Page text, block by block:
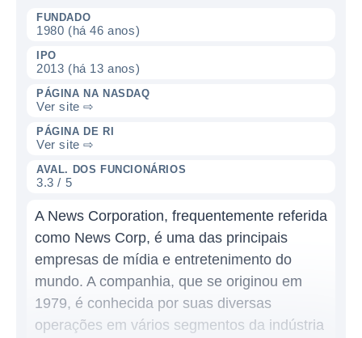
FUNDADO
1980 (há 46 anos)
IPO
2013 (há 13 anos)
PÁGINA NA NASDAQ
Ver site ⇨
PÁGINA DE RI
Ver site ⇨
AVAL. DOS FUNCIONÁRIOS
3.3 / 5
A News Corporation, frequentemente referida
como News Corp, é uma das principais
empresas de mídia e entretenimento do
mundo. A companhia, que se originou em
1979, é conhecida por suas diversas
operações em vários segmentos da indústria